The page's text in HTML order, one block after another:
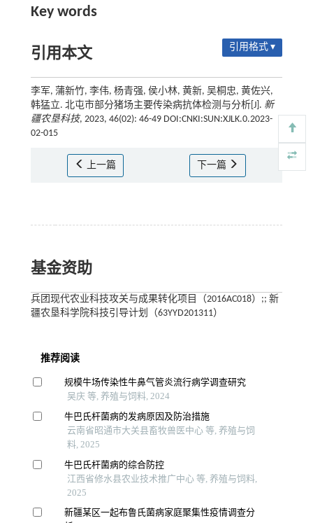
Key words
引用本文 引用格式 ▾
李军, 蒲新竹, 李伟, 杨青强, 侯小林, 黄新, 吴桐忠, 黄佐兴,
韩猛立. 北屯市部分猪场主要传染病抗体检测与分析[J]. 新
疆农垦科技, 2023, 46(02): 46-49 DOI:CNKI:SUN:XJLK.0.2023-
02-015
上一篇 下一篇
基金资助
兵团现代农业科技攻关与成果转化项目（2016AC018）;; 新
疆农垦科学院科技引导计划（63YYD201311）